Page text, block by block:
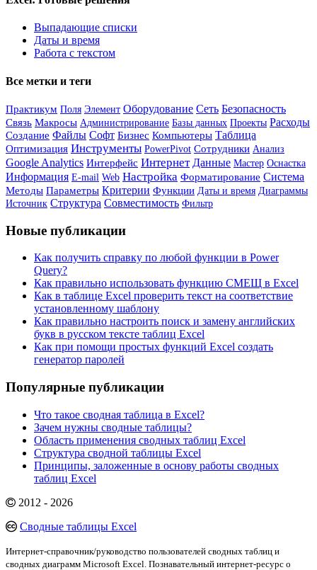
Выпадающие списки
Даты и время
Работа с текстом
Все метки и теги
Практикум Поля Элемент Оборудование Сеть Безопасность
Связь Макросы Администрирование Базы данных Проекты Расходы
Создание Файлы Софт Бизнес Компьютеры Таблица
Оптимизация Инструменты PowerPivot Сотрудники Анализ
Google Analytics Интерфейс Интернет Данные Мастер Оснастка
Информация E-mail Web Настройка Форматирование Система
Методы Параметры Критерии Функции Даты и время Диаграммы
Источник Структура Совместимость Фильтр
Новые публикации
Как получить справку по любой функции в Power
Query?
Как правильно использовать функцию СМЕЩ в Excel
Как в таблице Excel проверить текст на соответствие
установленному шаблону
Как правильно настроить поиск и замену английских
букв в русском тексте таблиц Excel
Как при помощи простых функций Excel создать
генератор паролей
Популярные публикации
Что такое сводная таблица в Excel?
Зачем нужны сводные таблицы?
Область применения сводных таблиц Excel
Структура сводной таблицы Excel
Принципы, заложенные в основу работы сводных
таблиц Excel
2012 - 2026
Сводные таблицы Excel
Интернет-справочник/руководство пользователей сводных таблиц и
сводных диаграмм Microsoft Excel. Познавательный интернет-ресурс о